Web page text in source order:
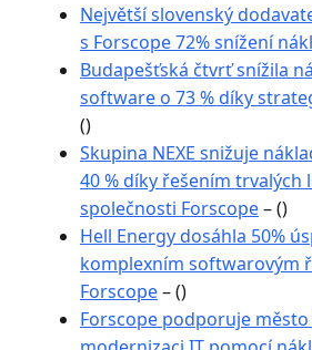
Největší slovenský
s Forscope 72% snížení
Budapešťská čtvrť snížila
software o 73 % díky
()
Skupina NEXE snižuje
40 % díky řešením trvalých
společnosti Forscope– ()
Hell Energy dosáhla 50%
komplexním softwarovým
Forscope– ()
Forscope podporuje město